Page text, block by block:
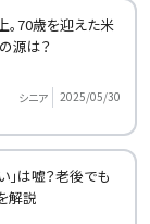
70歳を迎えた米
源は？
シニア 2025/05/30
」は嘘？老後でも
解説